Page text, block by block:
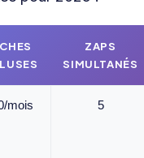
ZAPS
SIMULTANÉS
mois 5